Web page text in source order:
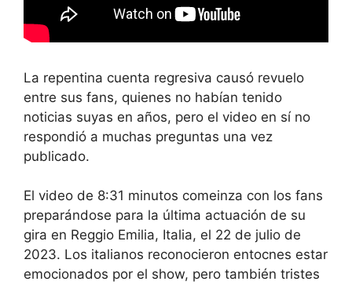
La repentina cuenta regresiva causó revuelo
entre sus fans, quienes no habían tenido
noticias suyas en años, pero el video en sí no
respondió a muchas preguntas una vez
publicado.
El video de 8:31 minutos comeinza con los fans
preparándose para la última actuación de su
gira en Reggio Emilia, Italia, el 22 de julio de
2023. Los italianos reconocieron entocnes estar
emocionados por el show, pero también tristes